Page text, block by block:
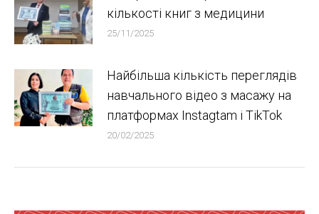
кількості книг з медицини
25/11/2025
Найбільша кількість переглядів
навчального відео з масажу на
платформах Instagtam i TikTok
20/02/2025